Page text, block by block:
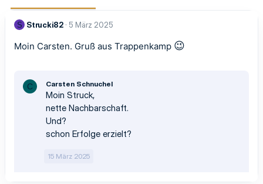
S Strucki82 5 März 2025
Moin Carsten. Gruß aus Trappenkamp 😉
C Carsten Schnuchel
Moin Struck,
nette Nachbarschaft.
Und?
schon Erfolge erzielt?
15 März 2025